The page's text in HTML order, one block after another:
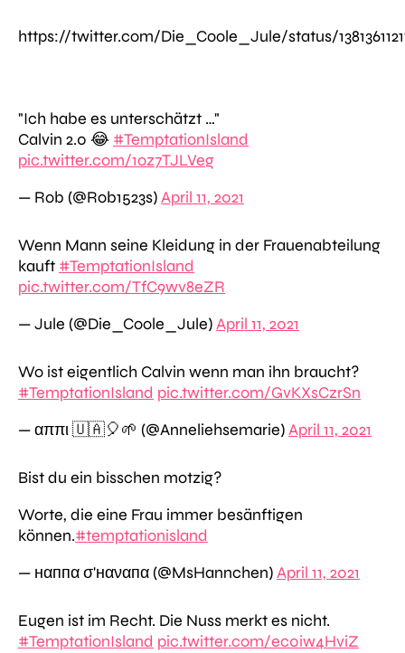
https://twitter.com/Die_Coole_Jule/status/
"Ich habe es unterschätzt …"
Calvin 2.0 😂 #TemptationIsland
pic.twitter.com/1oz7TJLVeg
— Rob (@Rob1523s)April 11, 2021
Wenn Mann seine Kleidung in der Frauenabteilung
kauft #TemptationIsland
pic.twitter.com/TfC9wv8eZR
— Jule (@Die_Coole_Jule)April 11, 2021
Wo ist eigentlich Calvin wenn man ihn braucht?
#TemptationIsland pic.twitter.com/GvKXsCzrSn
— αππι 🇺🇦🎈🌱 (@Anneliehsemarie)April 11, 2021
Bist du ein bisschen motzig?
Worte, die eine Frau immer besänftigen
können.#temptationisland
— нαппα σ'нαναпα (@MsHannchen)April 11, 2021
Eugen ist im Recht. Die Nuss merkt es nicht.
#TemptationIsland pic.twitter.com/ec0iw4HviZ